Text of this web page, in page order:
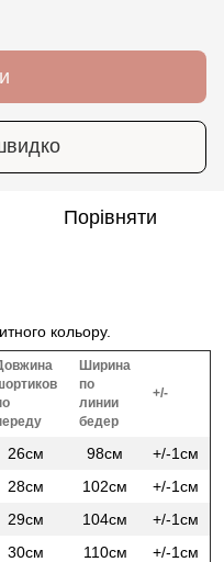
Порівняти
кольору.
Ширина
по
линии
бедер
+/-
26см 98см
+/-1см
28см 102см
+/-1см
29см 104см
+/-1см
30см 110см +/-1см